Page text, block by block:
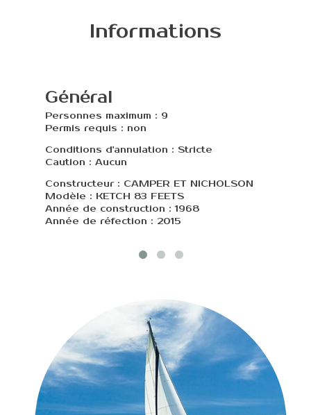
Informations
Général
Personnes maximum : 9
Permis requis : non
Conditions d'annulation : Stricte
Caution : Aucun
Constructeur : CAMPER ET NICHOLSON
Modèle : KETCH 83 FEETS
Année de construction : 1968
Année de réfection : 2015